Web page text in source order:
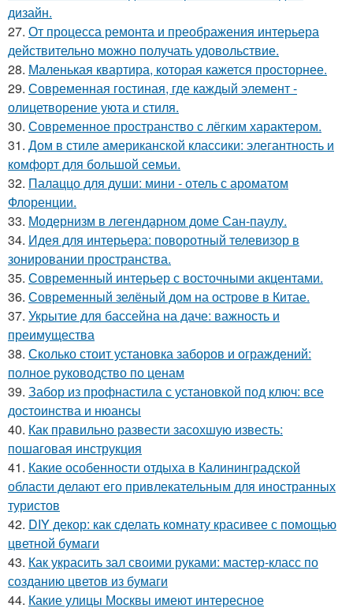
дизайн.
27. От процесса ремонта и преображения интерьера
действительно можно получать удовольствие.
28. Маленькая квартира, которая кажется просторнее.
29. Современная гостиная, где каждый элемент -
олицетворение уюта и стиля.
30. Современное пространство с лёгким характером.
31. Дом в стиле американской классики: элегантность и
комфорт для большой семьи.
32. Палаццо для души: мини - отель с ароматом
Флоренции.
33. Модернизм в легендарном доме Сан-паулу.
34. Идея для интерьера: поворотный телевизор в
зонировании пространства.
35. Современный интерьер с восточными акцентами.
36. Современный зелёный дом на острове в Китае.
37. Укрытие для бассейна на даче: важность и
преимущества
38. Сколько стоит установка заборов и ограждений:
полное руководство по ценам
39. Забор из профнастила с установкой под ключ: все
достоинства и нюансы
40. Как правильно развести засохшую известь:
пошаговая инструкция
41. Какие особенности отдыха в Калининградской
области делают его привлекательным для иностранных
туристов
42. DIY декор: как сделать комнату красивее с помощью
цветной бумаги
43. Как украсить зал своими руками: мастер-класс по
созданию цветов из бумаги
44. Какие улицы Москвы имеют интересное